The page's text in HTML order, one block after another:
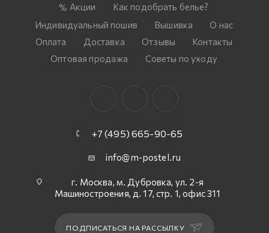
Акции
Как подобрать белье?
Индивидуальный пошив
Вышивка
О нас
Оплата
Доставка Отзывы
Контакты
Оптовая продажа
Советы по уходу
+7 (495) 665-90-65
info@m-postel.ru
г. Москва, м. Дубровка, ул. 2-я
Машиностроения, д. 17, стр. 1, офис 311
ПОДПИСАТЬСЯ НА РАССЫЛКУ